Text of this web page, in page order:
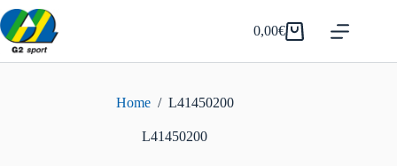
Salta
al
contenuto
Carrello
0,00€
Home / L41450200
L41450200